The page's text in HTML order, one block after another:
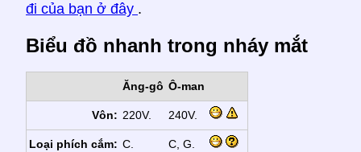
đi của bạn ở đây .
Biểu đồ nhanh trong nháy mắt
Ăng-gô Ô-man
Vôn: 220V. 240V.
Loại phích cắm: C. C, G.